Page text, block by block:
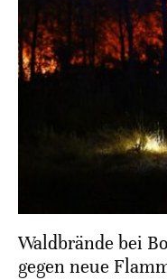
Waldbrände bei
gegen neue